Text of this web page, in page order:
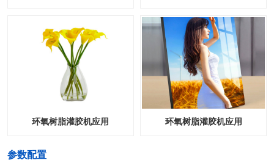
环氧树脂灌胶机应用 环氧树脂灌胶机应用
​参数配置